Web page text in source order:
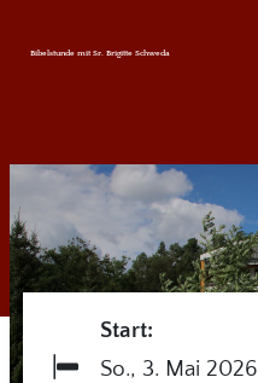
Bibelstunde mit Sr. Brigitte Schweda
Start:
So., 3. Mai 2026